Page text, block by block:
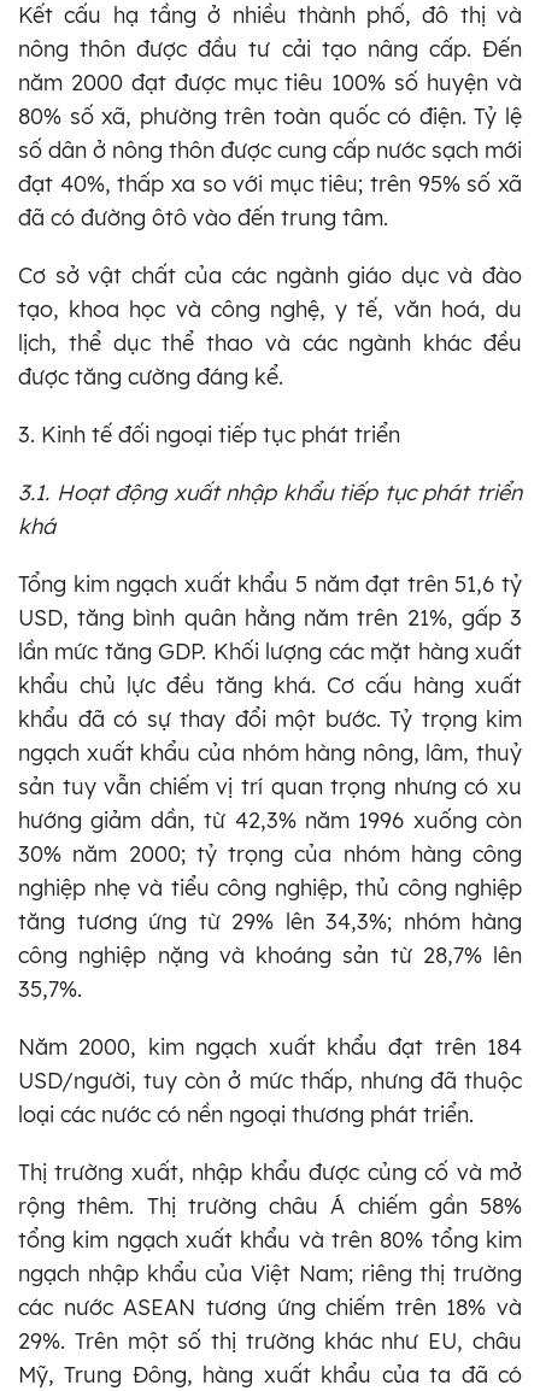
Kết cấu hạ tầng ở nhiều thành phố, đô thị và
nông thôn được đầu tư cải tạo nâng cấp. Đến
năm 2000 đạt được mục tiêu 100% số huyện và
80% số xã, phường trên toàn quốc có điện. Tỷ lệ
số dân ở nông thôn được cung cấp nước sạch mới
đạt 40%, thấp xa so với mục tiêu; trên 95% số xã
đã có đường ôtô vào đến trung tâm.
Cơ sở vật chất của các ngành giáo dục và đào
tạo, khoa học và công nghệ, y tế, văn hoá, du
lịch, thể dục thể thao và các ngành khác đều
được tăng cường đáng kể.
3. Kinh tế đối ngoại tiếp tục phát triển
3.1. Hoạt động xuất nhập khẩu tiếp tục phát triển
khá
Tổng kim ngạch xuất khẩu 5 năm đạt trên 51,6 tỷ
USD, tăng bình quân hằng năm trên 21%, gấp 3
lần mức tăng GDP. Khối lượng các mặt hàng xuất
khẩu chủ lực đều tăng khá. Cơ cấu hàng xuất
khẩu đã có sự thay đổi một bước. Tỷ trọng kim
ngạch xuất khẩu của nhóm hàng nông, lâm, thuỷ
sản tuy vẫn chiếm vị trí quan trọng nhưng có xu
hướng giảm dần, từ 42,3% năm 1996 xuống còn
30% năm 2000; tỷ trọng của nhóm hàng công
nghiệp nhẹ và tiểu công nghiệp, thủ công nghiệp
tăng tương ứng từ 29% lên 34,3%; nhóm hàng
công nghiệp nặng và khoáng sản từ 28,7% lên
35,7%.
Năm 2000, kim ngạch xuất khẩu đạt trên 184
USD/người, tuy còn ở mức thấp, nhưng đã thuộc
loại các nước có nền ngoại thương phát triển.
Thị trường xuất, nhập khẩu được củng cố và mở
rộng thêm. Thị trường châu Á chiếm gần 58%
tổng kim ngạch xuất khẩu và trên 80% tổng kim
ngạch nhập khẩu của Việt Nam; riêng thị trường
các nước ASEAN tương ứng chiếm trên 18% và
29%. Trên một số thị trường khác như EU, châu
Mỹ, Trung Đông, hàng xuất khẩu của ta đã có